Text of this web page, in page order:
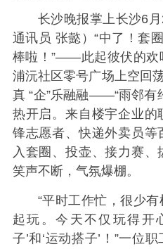
长沙晚报掌上长沙6
通讯员 张懿）“中了！套
棒啦！”——此起彼伏的欢
浦沅社区零号广场上空回
真 “企”乐融融——“雨邻有
热开启。来自楼宇企业的
锋志愿者、快递外卖员等
入套圈、投壶、接力赛
笑声不断，气氛爆棚。
“平时工作忙，很少
起玩。今天不仅玩得开
子’和‘运动搭子’！”一位